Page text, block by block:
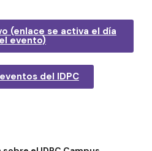
(enlace se activa el día
evento)
del IDPC